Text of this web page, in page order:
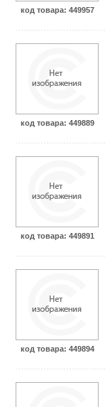
код товара: 449957
код товара: 449889
код товара: 449891
код товара: 449894